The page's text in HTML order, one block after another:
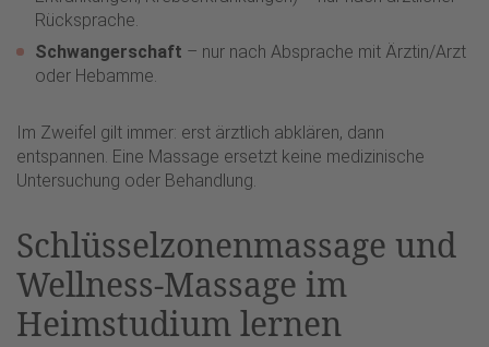
Rücksprache.
Schwangerschaft – nur nach Absprache mit Ärztin/Arzt
oder Hebamme.
Im Zweifel gilt immer: erst ärztlich abklären, dann
entspannen. Eine Massage ersetzt keine medizinische
Untersuchung oder Behandlung.
Schlüsselzonenmassage und
Wellness-Massage im
Heimstudium lernen